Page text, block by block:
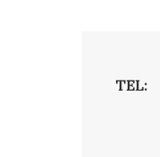
TEL: